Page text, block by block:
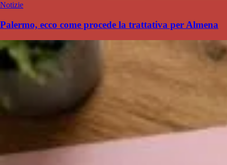
Notizie
Palermo, ecco come procede la trattativa per Almena